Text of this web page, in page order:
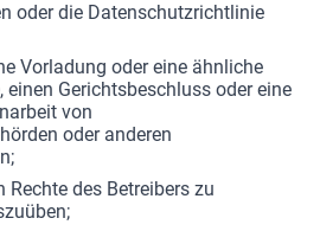
oder die Datenschutzrichtlinie
Vorladung oder eine ähnliche
Gerichtsbeschluss oder eine
von
oder anderen
Rechte des Betreibers zu